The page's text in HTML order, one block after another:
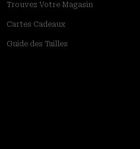
Trouvez Votre Magasin
Cartes Cadeaux
Guide des Tailles